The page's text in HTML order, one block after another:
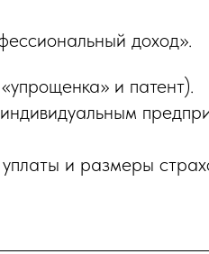
доход».
и патент).
и размеры